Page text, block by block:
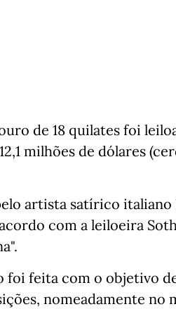
de 18 quilates foi
milhões de dólares
artista satírico
com a leiloeira
foi feita com o objetivo
nomeadamente no